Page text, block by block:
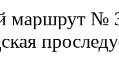
маршрут № 3